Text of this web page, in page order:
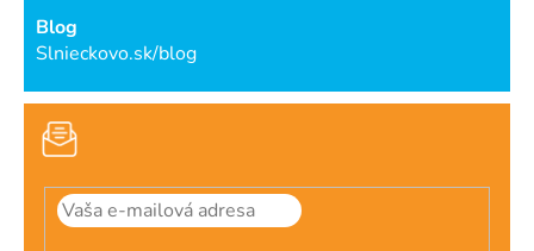
Blog
Slnieckovo.sk/blog